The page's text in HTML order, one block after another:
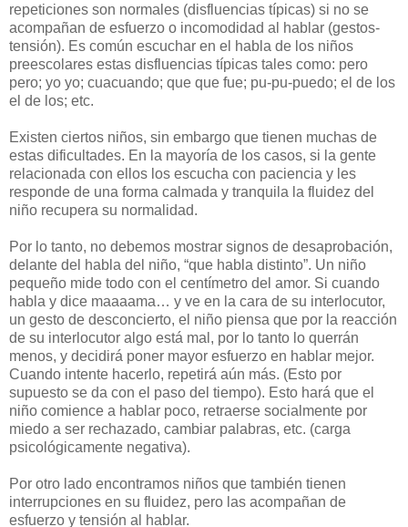
repeticiones son normales (disfluencias típicas) si no se
acompañan de esfuerzo o incomodidad al hablar (gestos-
tensión). Es común escuchar en el habla de los niños
preescolares estas disfluencias típicas tales como: pero
pero; yo yo; cuacuando; que que fue; pu-pu-puedo; el de los
el de los; etc.
Existen ciertos niños, sin embargo que tienen muchas de
estas dificultades. En la mayoría de los casos, si la gente
relacionada con ellos los escucha con paciencia y les
responde de una forma calmada y tranquila la fluidez del
niño recupera su normalidad.
Por lo tanto, no debemos mostrar signos de desaprobación,
delante del habla del niño, “que habla distinto”. Un niño
pequeño mide todo con el centímetro del amor. Si cuando
habla y dice maaaama… y ve en la cara de su interlocutor,
un gesto de desconcierto, el niño piensa que por la reacción
de su interlocutor algo está mal, por lo tanto lo querrán
menos, y decidirá poner mayor esfuerzo en hablar mejor.
Cuando intente hacerlo, repetirá aún más. (Esto por
supuesto se da con el paso del tiempo). Esto hará que el
niño comience a hablar poco, retraerse socialmente por
miedo a ser rechazado, cambiar palabras, etc. (carga
psicológicamente negativa).
Por otro lado encontramos niños que también tienen
interrupciones en su fluidez, pero las acompañan de
esfuerzo y tensión al hablar.